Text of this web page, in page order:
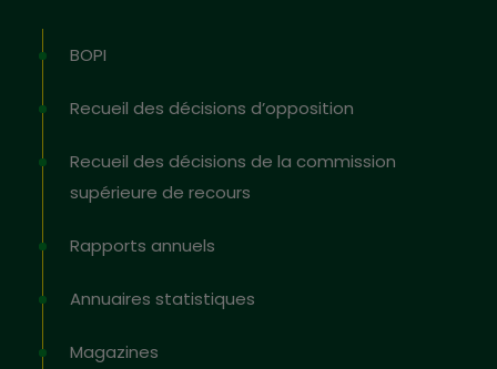
BOPI
Recueil des décisions d’opposition
Recueil des décisions de la commission
supérieure de recours
Rapports annuels
Annuaires statistiques
Magazines